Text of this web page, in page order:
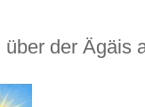
der Ägäis